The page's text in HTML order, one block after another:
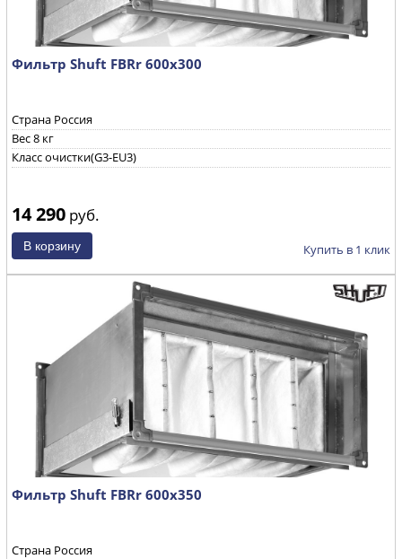
Фильтр Shuft FBRr 600x300
Страна Россия
Вес 8 кг
Класс очистки(G3-EU3)
14 290 руб.
Купить в 1 клик
Фильтр Shuft FBRr 600x350
Страна Россия